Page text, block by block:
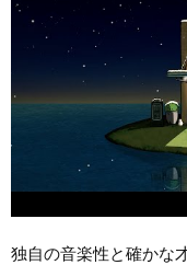
独自の音楽性と確かな